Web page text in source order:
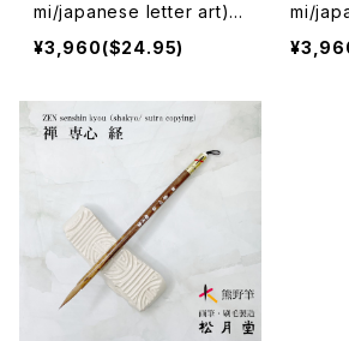
mi/japanese letter art)/
禅 文想 快
¥3,960($24.95)
mi/
禅 文